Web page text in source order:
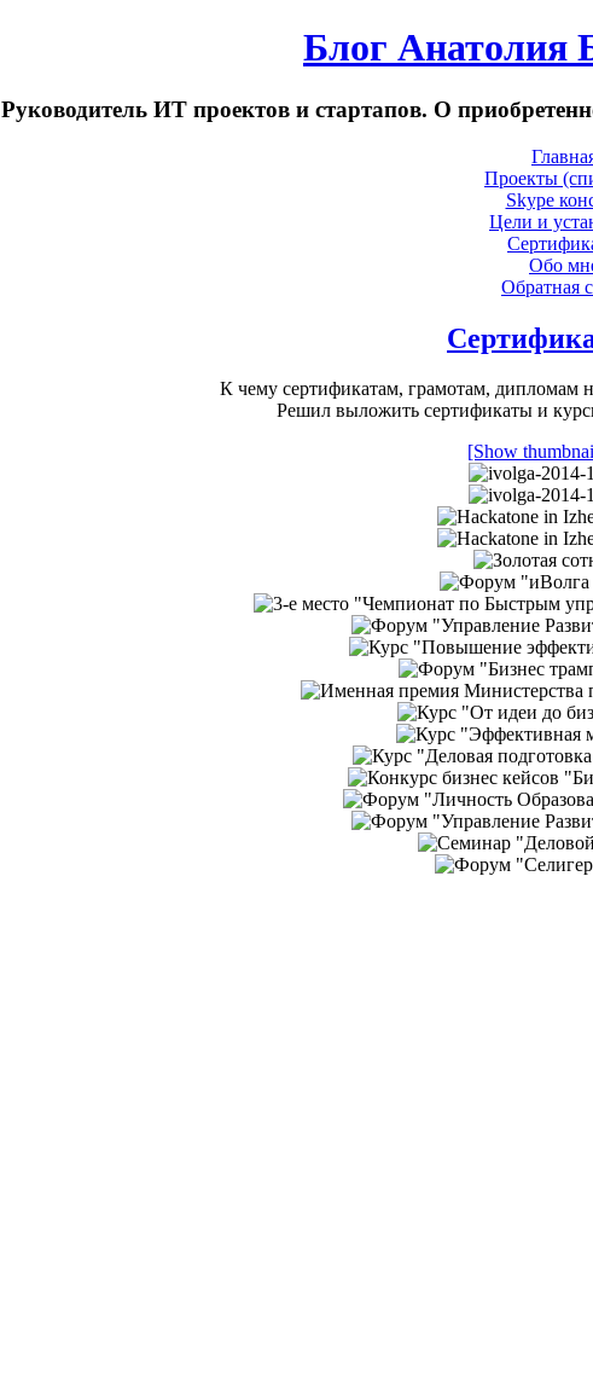
Блог Анатолия
Руководитель ИТ проектов и стартапов. О
Проекты
Skype
Цели и
Обо
Обратная
К чему сертификатам, грамотам, дипломам
Решил выложить сертификаты и
[Show